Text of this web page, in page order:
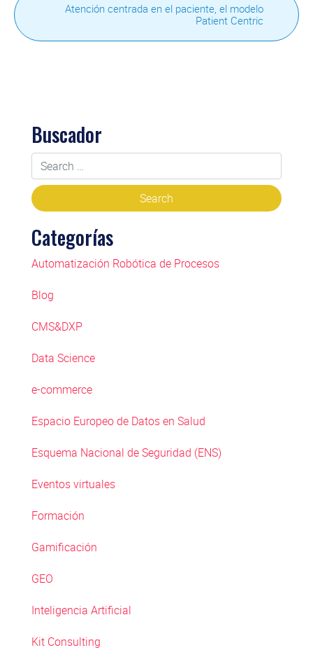
Atención centrada en el paciente, el modelo
Patient Centric
Buscador
Categorías
Automatización Robótica de Procesos
Blog
CMS&DXP
Data Science
e-commerce
Espacio Europeo de Datos en Salud
Esquema Nacional de Seguridad (ENS)
Eventos virtuales
Formación
Gamificación
GEO
Inteligencia Artificial
Kit Consulting